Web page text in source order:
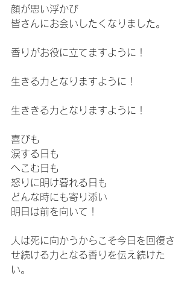
顔が思い浮かび
皆さんにお会いしたくなりました。
香りがお役に立てますように！
生きる力となりますように！
生ききる力となりますように！
喜びも
涙する日も
へこむ日も
怒りに明け暮れる日も
どんな時にも寄り添い
明日は前を向いて！
人は死に向かうからこそ今日を回復さ
せ続ける力となる香りを伝え続けた
い。